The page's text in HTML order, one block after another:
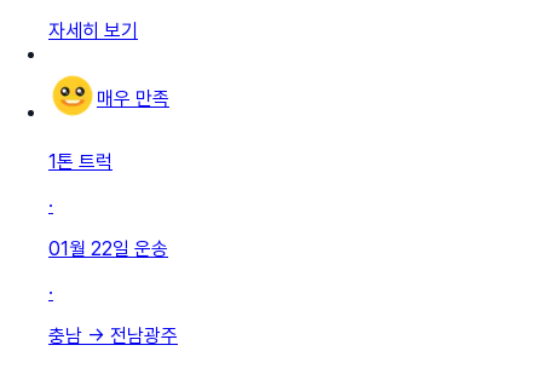
자세히 보기
매우 만족
1톤 트럭
·
01월 22일 운송
·
충남 → 전남광주